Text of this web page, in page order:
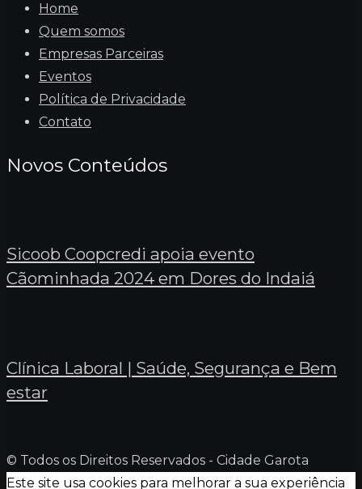
Home
Quem somos
Empresas Parceiras
Eventos
Política de Privacidade
Contato
Novos Conteúdos
Sicoob Coopcredi apoia evento
Cãominhada 2024 em Dores do Indaiá
Clínica Laboral | Saúde, Segurança e Bem
estar
© Todos os Direitos Reservados - Cidade Garota
Este site usa cookies para melhorar a sua experiência